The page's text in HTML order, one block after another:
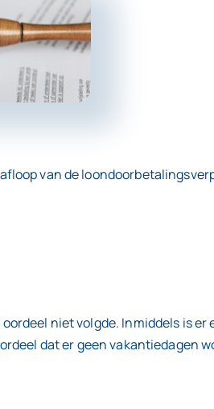
van de
niet volgde. Inmiddels is
dat er geen vakantiedagen